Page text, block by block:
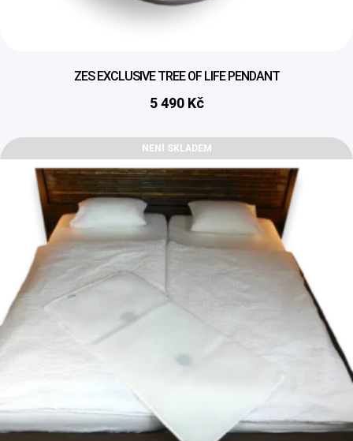
ZES EXCLUSIVE TREE OF LIFE PENDANT
5 490 Kč
NENÍ SKLADEM